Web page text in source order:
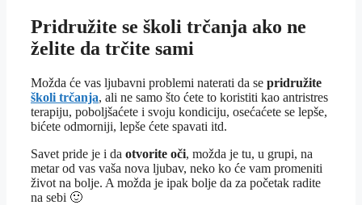
Pridružite se školi trčanja ako ne
želite da trčite sami
Možda će vas ljubavni problemi naterati da se pridružite
školi trčanja, ali ne samo što ćete to koristiti kao antristres
terapiju, poboljšaćete i svoju kondiciju, osećaćete se lepše,
bićete odmorniji, lepše ćete spavati itd.
Savet pride je i da otvorite oči, možda je tu, u grupi, na
metar od vas vaša nova ljubav, neko ko će vam promeniti
život na bolje. A možda je ipak bolje da za početak radite
na sebi 🙂